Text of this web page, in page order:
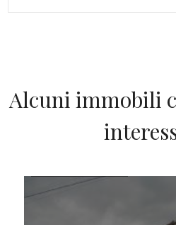
Alcuni immobili